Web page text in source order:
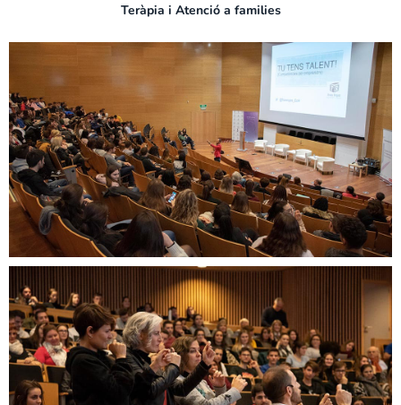
Teràpia i Atenció a families